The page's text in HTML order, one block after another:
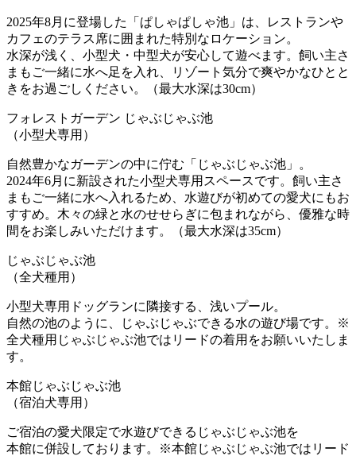
2025年8月に登場した「ぱしゃぱしゃ池」は、レストランや
カフェのテラス席に囲まれた特別なロケーション。
水深が浅く、小型犬・中型犬が安心して遊べます。飼い主さ
まもご一緒に水へ足を入れ、リゾート気分で爽やかなひとと
きをお過ごしください。（最大水深は30cm）
フォレストガーデン じゃぶじゃぶ池
（小型犬専用）
自然豊かなガーデンの中に佇む「じゃぶじゃぶ池」。
2024年6月に新設された小型犬専用スペースです。飼い主さ
まもご一緒に水へ入れるため、水遊びが初めての愛犬にもお
すすめ。木々の緑と水のせせらぎに包まれながら、優雅な時
間をお楽しみいただけます。（最大水深は35cm）
じゃぶじゃぶ池
（全犬種用）
小型犬専用ドッグランに隣接する、浅いプール。
自然の池のように、じゃぶじゃぶできる水の遊び場です。※
全犬種用じゃぶじゃぶ池ではリードの着用をお願いいたしま
す。
本館じゃぶじゃぶ池
（宿泊犬専用）
ご宿泊の愛犬限定で水遊びできるじゃぶじゃぶ池を
本館に併設しております。※本館じゃぶじゃぶ池ではリード